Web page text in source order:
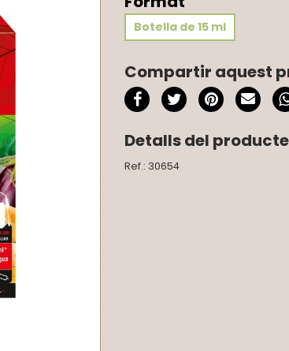
Botella de 15 ml
Compartir aquest
Detalls del producte
Ref.: 30654